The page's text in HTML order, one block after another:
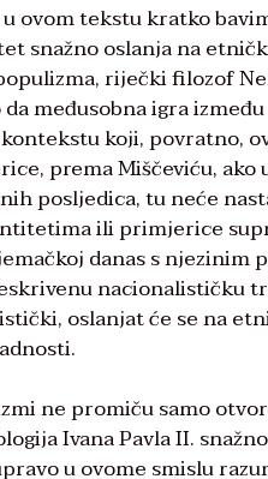
u ovom tekstu kratko
snažno oslanja na
riječki filozof
da međusobna igra
koji, povratno,
prema Miščeviću,
posljedica, tu neće
ili primjerice
danas s njezinim
nacionalističku
oslanjat će se na
ne promiču samo
Ivana Pavla II.
u ovome smislu